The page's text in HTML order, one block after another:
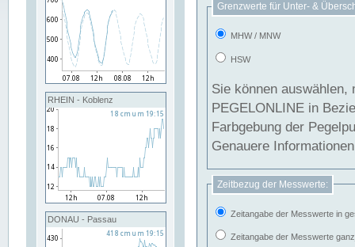
RHEIN - Koblenz
DONAU - Passau
Grenzwerte für Unter- &
MHW / MNW
HSW
Sie können
PEGELONLINE in Beziehung
Farbgebung der
Genauere
Zeitbezug der Messwerte:
Zeitangabe der Messwerte in
Zeitangabe der Messwerte